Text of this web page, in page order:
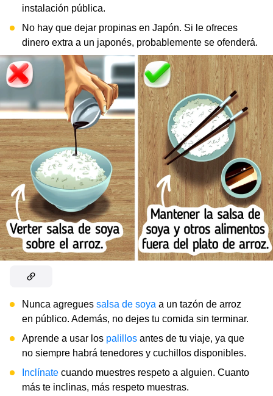
instalación pública.
No hay que dejar propinas en Japón. Si le ofreces
dinero extra a un japonés, probablemente se ofenderá.
Nunca agregues salsa de soya a un tazón de arroz
en público. Además, no dejes tu comida sin terminar.
Aprende a usar los palillos antes de tu viaje, ya que
no siempre habrá tenedores y cuchillos disponibles.
Inclínate cuando muestres respeto a alguien. Cuanto
más te inclinas, más respeto muestras.